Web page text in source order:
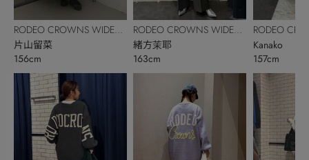
RODEO CROWNS WIDE
BOWL
片山留菜
156cm
RODEO CROWNS WIDE
BOWL
緒方茉耶
163cm
RODEO
BOWL
Kanako
157cm